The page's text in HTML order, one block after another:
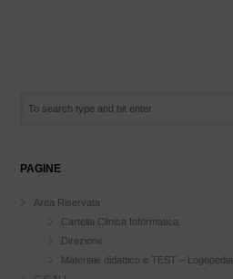
PAGINE
Area Riservata
Cartella Clinica Informatica
Direzione
Materiale didattico e TEST – Logopedia